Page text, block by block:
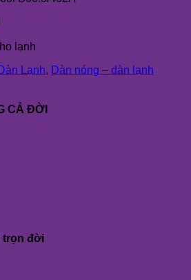
lạnh
Lạnh, Dàn nóng – dàn lạnh
CẢ ĐỜI
trọn đời